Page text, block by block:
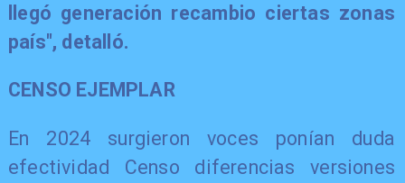
llegó generación recambio ciertas zonas
país", detalló.
CENSO EJEMPLAR
En 2024 surgieron voces ponían duda
efectividad Censo diferencias versiones